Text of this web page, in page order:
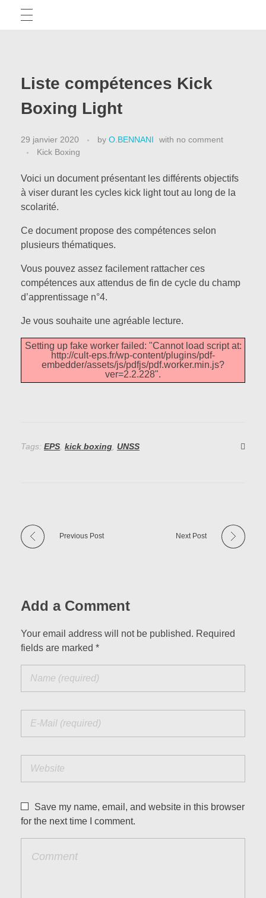
Tests d’applis
Outils pédagogiques
APPRENTISSAGE ET EPS
CAPEPS
Des méthodes pour réussir
Actus CAPEPS
APSA
La minute démocratis’APSA
Des cycles d’enseignements
Volley-ball
Boxe Française
Kick Boxing
PRÉPARATION PHYSIQUE
Cross training
Enfile Tes Baskets
LES TEXTES OFFICIELS
ACTUS EPS
A PROPOS
Liste compétences Kick
Boxing Light
29 janvier 2020 by O.BENNANI with no comment
Kick Boxing
Voici un document présentant les différents objectifs
à viser durant les cycles kick light tout au long de la
scolarité.
Ce document propose des compétences selon
plusieurs thématiques.
Vous pouvez assez facilement rattacher ces
compétences aux attendus de fin de cycle du champ
d’apprentissage n°4.
Je vous souhaite une agréable lecture.
Setting up fake worker failed: "Cannot load script at:
http://cult-eps.fr/wp-content/plugins/pdf-
embedder/assets/js/pdfjs/pdf.worker.min.js?
ver=2.2.228".
Tags: EPS kick boxing UNSS
Previous Post Next Post
Add a Comment
Your email address will not be published. Required
fields are marked *
Save my name, email, and website in this browser
for the next time I comment.